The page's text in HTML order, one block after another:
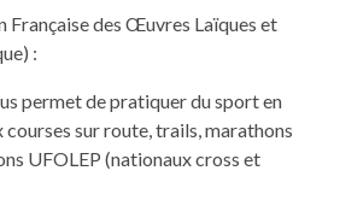
Française des Œuvres Laïques et
:
permet de pratiquer du sport en
sur route, trails, marathons
UFOLEP (nationaux cross et